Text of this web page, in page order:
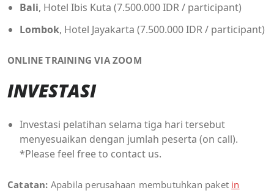
Bali, Hotel Ibis Kuta (7.500.000 IDR / participant)
Lombok, Hotel Jayakarta (7.500.000 IDR / participant)
ONLINE TRAINING VIA ZOOM
INVESTASI
Investasi pelatihan selama tiga hari tersebut
menyesuaikan dengan jumlah peserta (on call).
*Please feel free to contact us.
Catatan: Apabila perusahaan membutuhkan paket in